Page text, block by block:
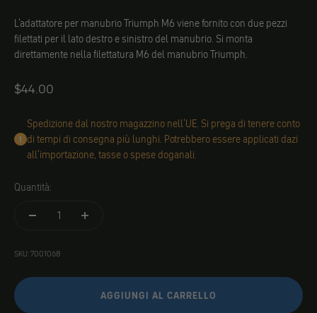
L'adattatore per manubrio Triumph M6 viene fornito con due pezzi
filettati per il lato destro e sinistro del manubrio. Si monta
direttamente nella filettatura M6 del manubrio Triumph.
Angebot
$44.00
Spedizione dal nostro magazzino nell'UE. Si prega di tenere conto
di tempi di consegna più lunghi. Potrebbero essere applicati dazi
all'importazione, tasse o spese doganali.
Quantità:
SKU: 7001068
AGGIUNGI AL CARRELLO